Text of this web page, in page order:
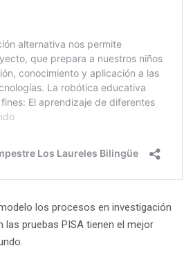
los procesos en investigación
las pruebas PISA tienen el mejor